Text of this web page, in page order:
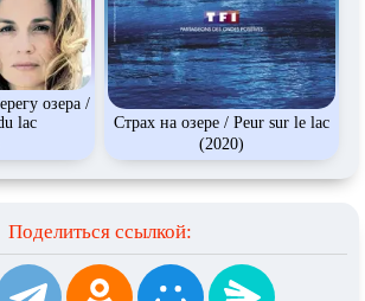
озера /
lac
Страх на озере / Peur sur le lac
(2020)
Поделиться ссылкой: